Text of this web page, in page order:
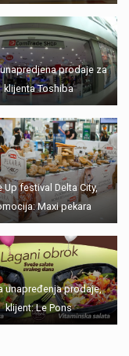
prodaje za
klijenta Toshiba
Up festival Delta City,
Maxi pekara
unapređenja prodaje,
klijent: Le Pons